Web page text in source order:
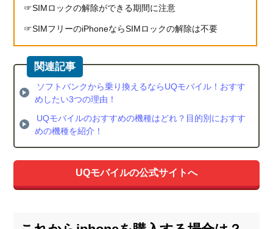
UQ
イル
を申
し込
みを
する
にあ
ての
メリ
ッ
ト・
リッ
ッ
SIMロックの解除ができる期間に注意
SIMフリーのiPhoneならSIMロックの解除は不要
ソフトバンクから乗り換えるならUQモバイル！おすす
めしたい3つの理由！
UQモバイルのおすすめの機種はどれ？目的別におすす
めの機種を紹介！
UQモバイルの公式サイトへ